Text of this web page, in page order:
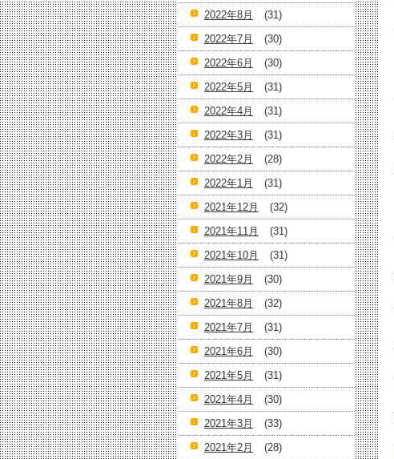
2022年8月
(31)
2022年7月
(30)
2022年6月
(30)
2022年5月
(31)
2022年4月
(31)
2022年3月
(31)
2022年2月
(28)
2022年1月
(31)
2021年12月
(32)
2021年11月
(31)
2021年10月
(31)
2021年9月
(30)
2021年8月
(32)
2021年7月
(31)
2021年6月
(30)
2021年5月
(31)
2021年4月
(30)
2021年3月
(33)
2021年2月
(28)